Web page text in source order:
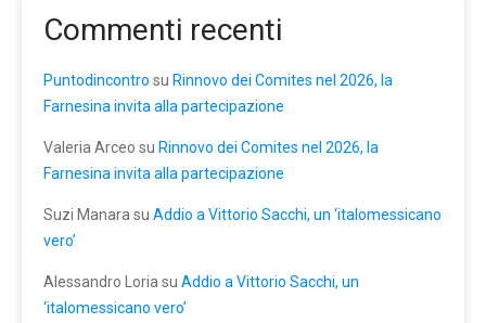
Commenti recenti
Puntodincontro su Rinnovo dei Comites nel 2026, la
Farnesina invita alla partecipazione
Valeria Arceo su Rinnovo dei Comites nel 2026, la
Farnesina invita alla partecipazione
Suzi Manara su Addio a Vittorio Sacchi, un ‘italomessicano
vero’
Alessandro Loria su Addio a Vittorio Sacchi, un
‘italomessicano vero’